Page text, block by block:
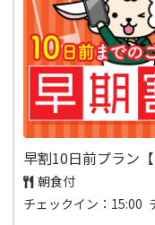
早割10日前プラン
朝食付
チェックイン：15:00